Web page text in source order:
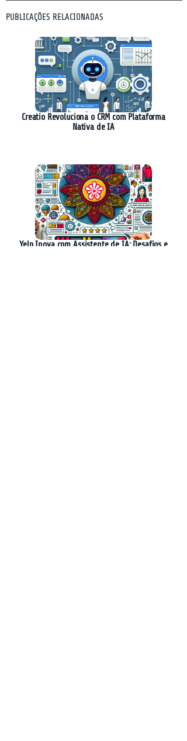
PUBLICAÇÕES RELACIONADAS
Creatio Revoluciona o CRM com Plataforma
Nativa de IA
Yelp Inova com Assistente de IA: Desafios e